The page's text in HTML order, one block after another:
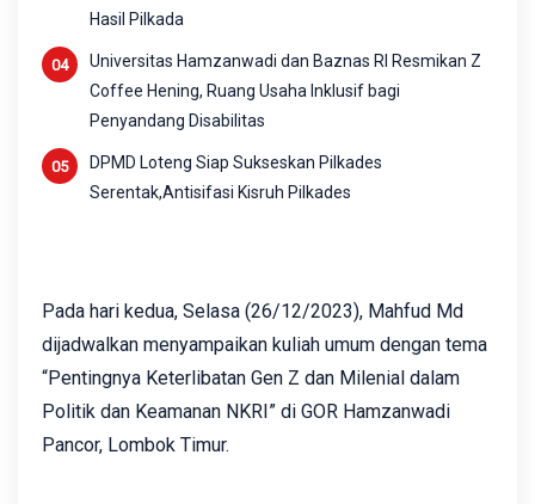
Hasil Pilkada
Universitas Hamzanwadi dan Baznas RI Resmikan Z
Coffee Hening, Ruang Usaha Inklusif bagi
Penyandang Disabilitas
DPMD Loteng Siap Sukseskan Pilkades
Serentak,Antisifasi Kisruh Pilkades
Pada hari kedua, Selasa (26/12/2023), Mahfud Md
dijadwalkan menyampaikan kuliah umum dengan tema
“Pentingnya Keterlibatan Gen Z dan Milenial dalam
Politik dan Keamanan NKRI” di GOR Hamzanwadi
Pancor, Lombok Timur.